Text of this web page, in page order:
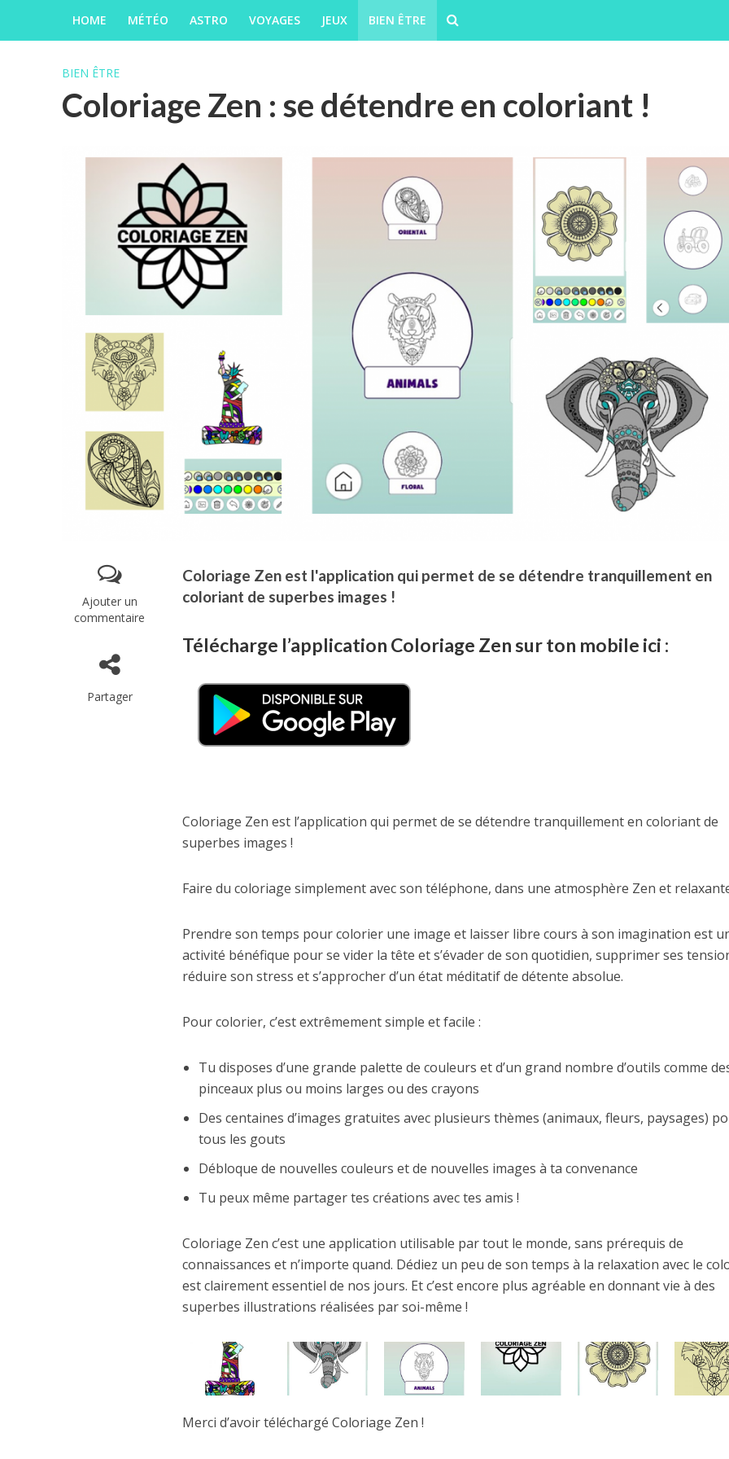
HOME MÉTÉO ASTRO VOYAGES JEUX BIEN ÊTRE
BIEN ÊTRE
Coloriage Zen : se détendre en coloriant !
Ajouter un
commentaire
Partager
Coloriage Zen est l'application qui permet de se détendre tranquillement en
coloriant de superbes images !
Télécharge l’application Coloriage Zen sur ton mobile ici :
Coloriage Zen est l’application qui permet de se détendre tranquillement en coloriant de
superbes images !
Faire du coloriage simplement avec son téléphone, dans une atmosphère Zen et
Prendre son temps pour colorier une image et laisser libre cours à son imagination est
activité bénéfique pour se vider la tête et s’évader de son quotidien, supprimer ses
réduire son stress et s’approcher d’un état méditatif de détente absolue.
Pour colorier, c’est extrêmement simple et facile :
Tu disposes d’une grande palette de couleurs et d’un grand nombre d’outils comme
pinceaux plus ou moins larges ou des crayons
Des centaines d’images gratuites avec plusieurs thèmes (animaux, fleurs, paysages)
tous les gouts
Débloque de nouvelles couleurs et de nouvelles images à ta convenance
Tu peux même partager tes créations avec tes amis !
Coloriage Zen c’est une application utilisable par tout le monde, sans prérequis de
connaissances et n’importe quand. Dédiez un peu de son temps à la relaxation avec le
est clairement essentiel de nos jours. Et c’est encore plus agréable en donnant vie à des
superbes illustrations réalisées par soi-même !
Merci d’avoir téléchargé Coloriage Zen !